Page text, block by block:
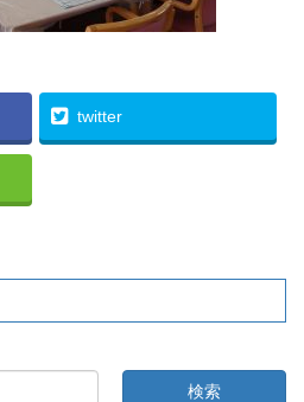
twitter